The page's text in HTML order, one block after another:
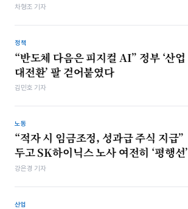
차형조 기자
정책
“반도체 다음은 피지컬 AI” 정부 ‘산업
대전환’ 팔 걷어붙였다
김민호 기자
노동
“적자 시 임금조정, 성과급 주식 지급”
두고 SK하이닉스 노사 여전히 ‘평행선’
강은경 기자
산업